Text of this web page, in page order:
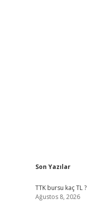
Sidebar
Son Yazılar
TTK bursu kaç TL ?
Ağustos 8, 2026